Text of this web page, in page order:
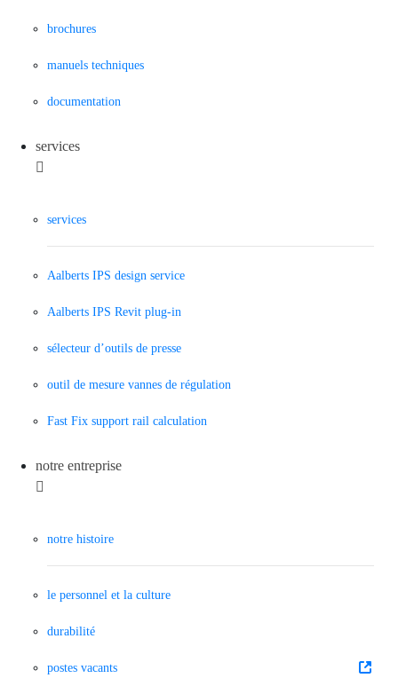
brochures
manuels techniques
documentation
services
services
Aalberts IPS design service
Aalberts IPS Revit plug-in
sélecteur d’outils de presse
outil de mesure vannes de régulation
Fast Fix support rail calculation
notre entreprise
notre histoire
le personnel et la culture
durabilité
postes vacants